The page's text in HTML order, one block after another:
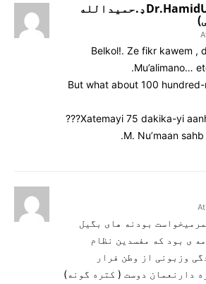
Dr.HamidUllah Zrrawer Safiډ.حمیدالله
Belkol!. Ze fikr kawem ,
Mu’alimano…
But what about 100
Xatemayi 75 dakika-yi
M. Nu’maan
عمرمیخواست بودنه های بگیل
ی بود که مفسدین نظام
وزبونی از وطن فرار
دارنعمان دوست ( کتره گونه)